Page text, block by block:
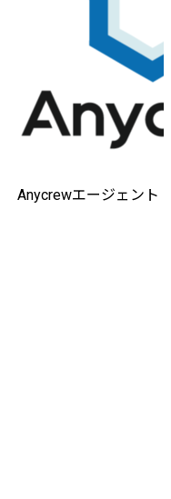
Anycrewエージェント